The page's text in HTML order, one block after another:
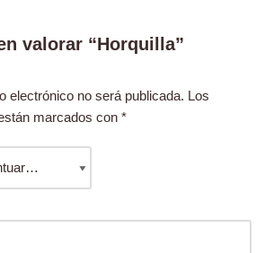
valorar “Horquilla”
electrónico no será publicada. Los
marcados con *